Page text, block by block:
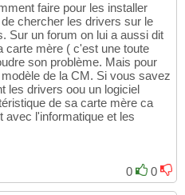
faire pour les installer
chercher les drivers sur le
Sur un forum on lui a aussi dit
carte mère ( c'est une toute
son problème. Mais pour
de la CM. Si vous savez
les drivers oou un logiciel
de sa carte mère ca
avec l'informatique et les
0
0